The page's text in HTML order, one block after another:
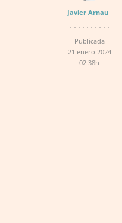
Javier Arnau
Publicada
21 enero 2024
02:38h